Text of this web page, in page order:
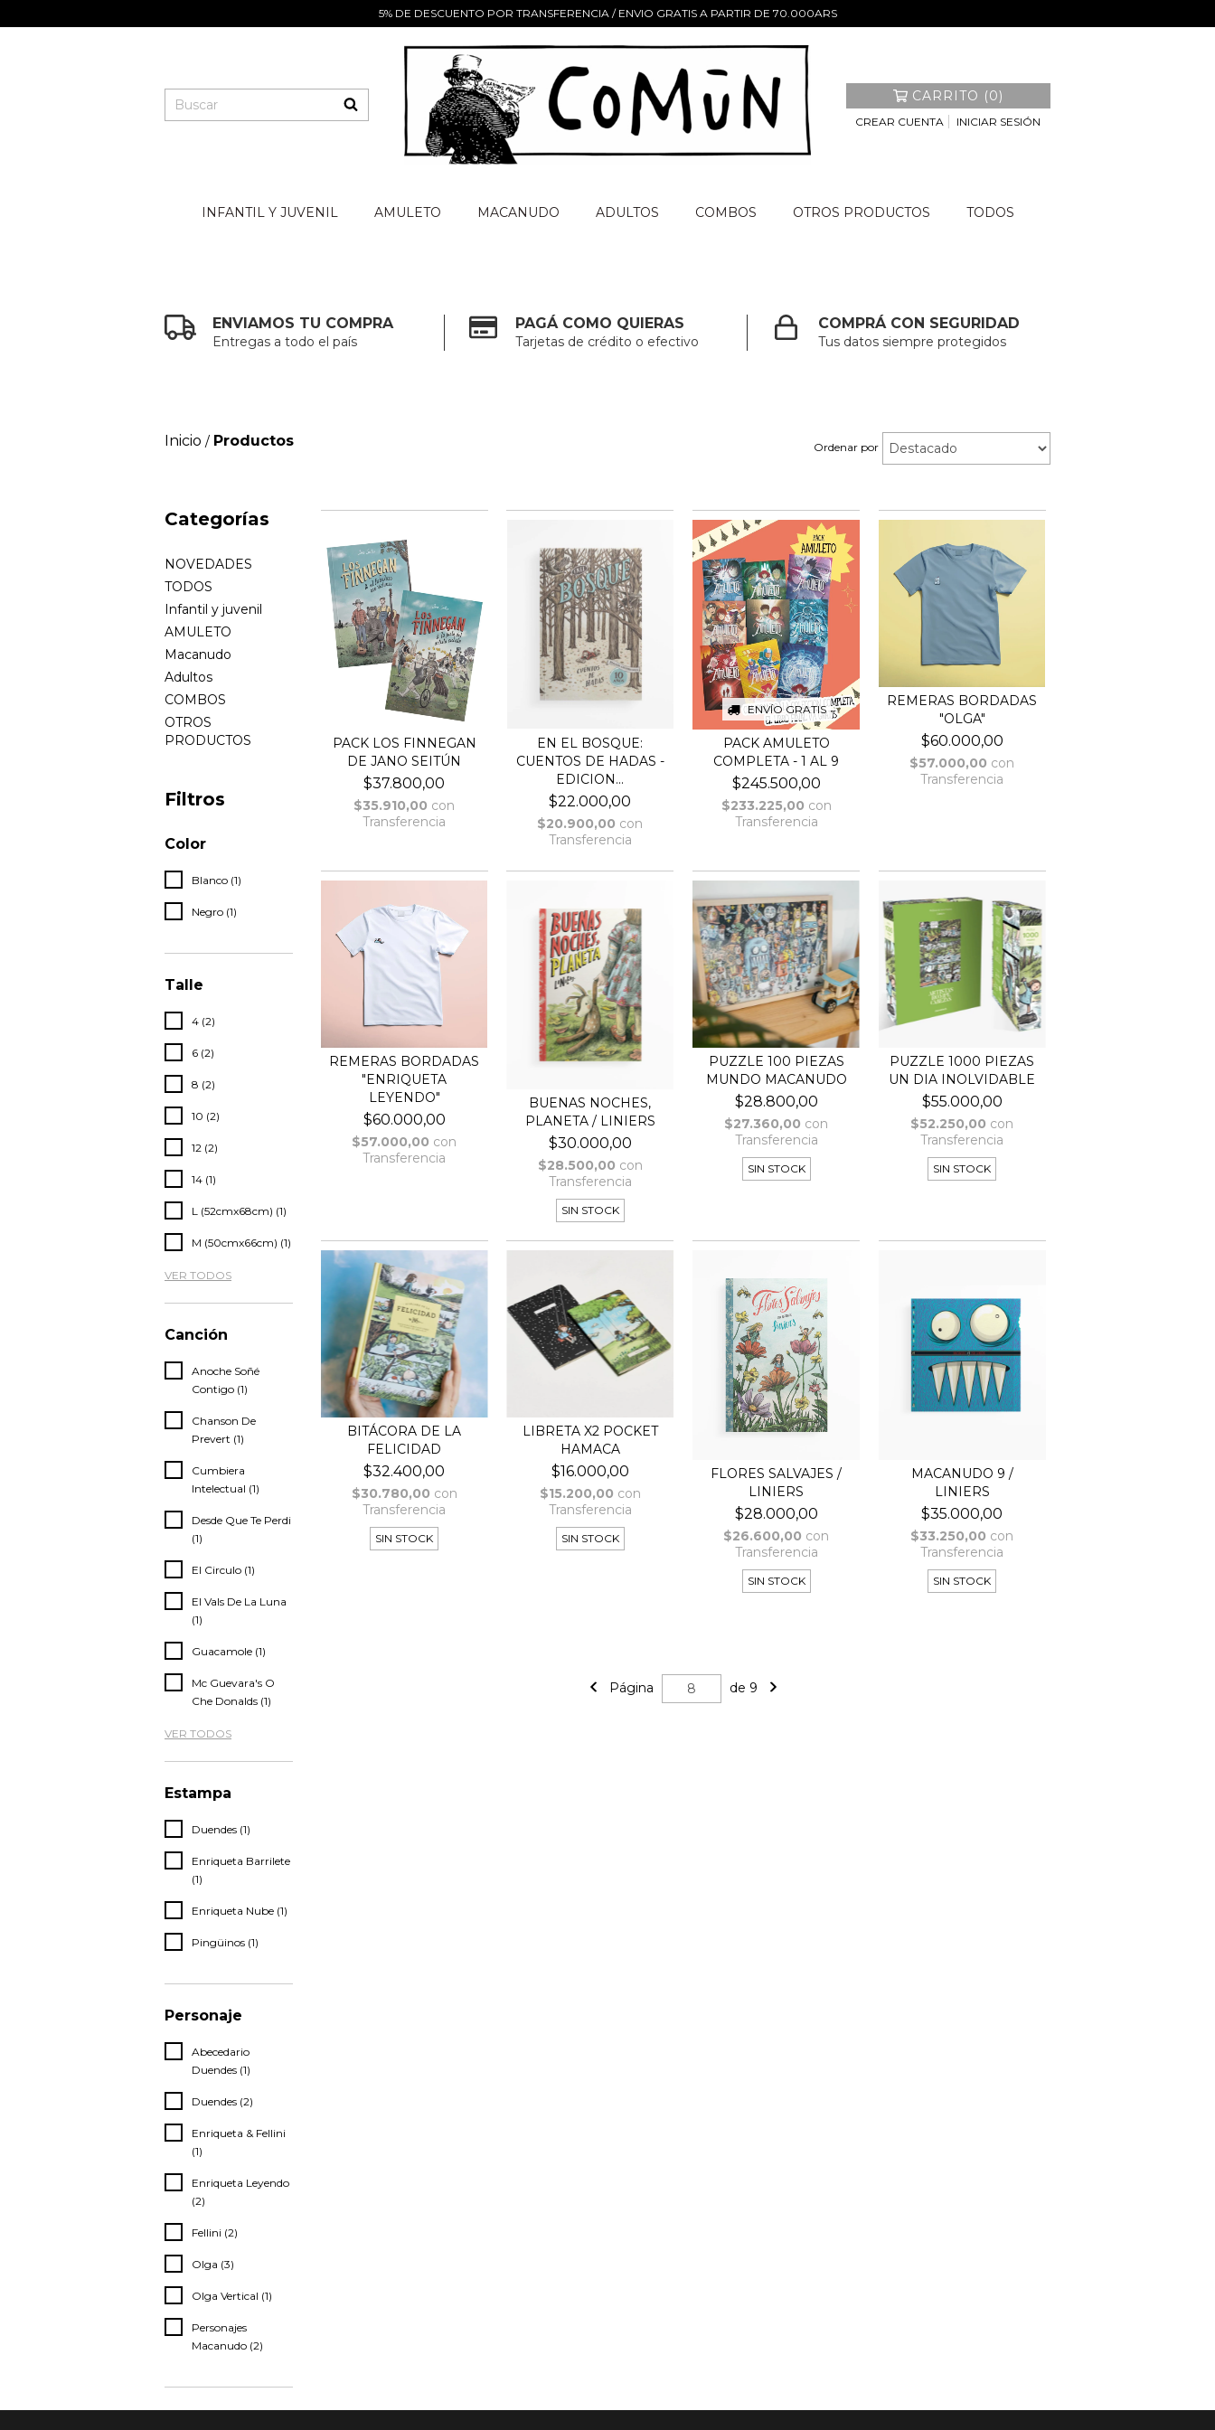
5% DE DESCUENTO POR TRANSFERENCIA / ENVIO GRATIS A PARTIR DE 70.000ARS
CARRITO (0)
CREAR CUENTA INICIAR SESIÓN
INFANTIL Y JUVENIL AMULETO MACANUDO ADULTOS COMBOS OTROS PRODUCTOS TODOS
ENVIAMOS TU COMPRA
Entregas a todo el país
PAGÁ COMO QUIERAS
Tarjetas de crédito o efectivo
COMPRÁ CON SEGURIDAD
Tus datos siempre protegidos
Inicio / Productos Ordenar por
Categorías
NOVEDADES
TODOS
Infantil y juvenil
AMULETO
Macanudo
Adultos
COMBOS
OTROS
PRODUCTOS
Filtros
Color
Blanco (1)
Negro (1)
Talle
4 (2)
6 (2)
8 (2)
10 (2)
12 (2)
14 (1)
L (52cmx68cm) (1)
M (50cmx66cm) (1)
VER TODOS
Canción
Anoche Soñé
Contigo (1)
Chanson De
Prevert (1)
Cumbiera
Intelectual (1)
Desde Que Te Perdi
(1)
El Circulo (1)
El Vals De La Luna
(1)
Guacamole (1)
Mc Guevara's O
Che Donalds (1)
VER TODOS
Estampa
Duendes (1)
Enriqueta Barrilete
(1)
Enriqueta Nube (1)
Pingüinos (1)
Personaje
Abecedario
Duendes (1)
Duendes (2)
Enriqueta & Fellini
(1)
Enriqueta Leyendo
(2)
Fellini (2)
Olga (3)
Olga Vertical (1)
Personajes
Macanudo (2)
PACK LOS FINNEGAN
DE JANO SEITÚN
$37.800,00
$35.910,00 con
Transferencia
EN EL BOSQUE:
CUENTOS DE HADAS -
EDICION...
$22.000,00
$20.900,00 con
Transferencia
ENVÍO GRATIS
PACK AMULETO
COMPLETA - 1 AL 9
$245.500,00
$233.225,00 con
Transferencia
REMERAS BORDADAS
"OLGA"
$60.000,00
$57.000,00 con
Transferencia
REMERAS BORDADAS
"ENRIQUETA
LEYENDO"
$60.000,00
$57.000,00 con
Transferencia
BUENAS NOCHES,
PLANETA / LINIERS
$30.000,00
$28.500,00 con
Transferencia
SIN STOCK
PUZZLE 100 PIEZAS
MUNDO MACANUDO
$28.800,00
$27.360,00 con
Transferencia
SIN STOCK
PUZZLE 1000 PIEZAS
UN DIA INOLVIDABLE
$55.000,00
$52.250,00 con
Transferencia
SIN STOCK
BITÁCORA DE LA
FELICIDAD
$32.400,00
$30.780,00 con
Transferencia
SIN STOCK
LIBRETA X2 POCKET
HAMACA
$16.000,00
$15.200,00 con
Transferencia
SIN STOCK
FLORES SALVAJES /
LINIERS
$28.000,00
$26.600,00 con
Transferencia
SIN STOCK
MACANUDO 9 /
LINIERS
$35.000,00
$33.250,00 con
Transferencia
SIN STOCK
Página de 9